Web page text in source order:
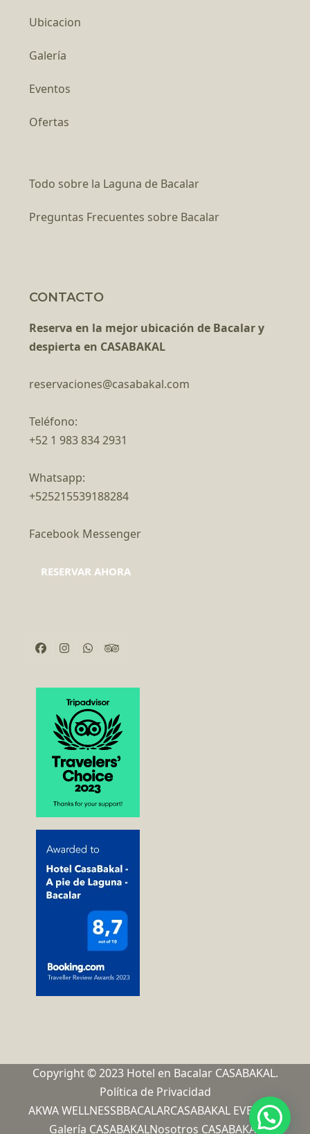
Ubicacion
Galería
Eventos
Ofertas
Todo sobre la Laguna de Bacalar
Preguntas Frecuentes sobre Bacalar
CONTACTO
Reserva en la mejor ubicación de Bacalar y
despierta en CASABAKAL
reservaciones@casabakal.com
Teléfono:
+52 1 983 834 2931
Whatsapp:
+525215539188284
Facebook Messenger
RESERVAR AHORA
Facebook
Instagram
WhatsappTripadvisor
Copyright © 2023 Hotel en Bacalar CASABAKAL.
Política de Privacidad
AKWA WELLNESSBBACALARCASABAKAL EVENTOS
Galería CASABAKALNosotros CASABAKAL